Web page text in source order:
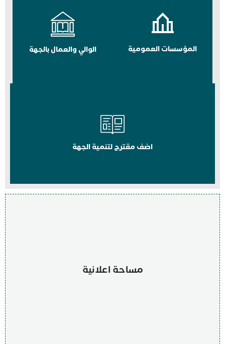
المؤسسات العمومية الوالي والعمال بالجهة
اضف مقترح لتنمية الجهة
مساحة اعلانية